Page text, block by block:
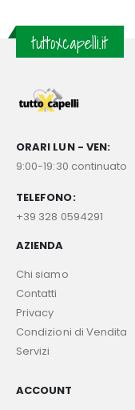
tuttoxcapelli.it
ORARI LUN - VEN:
9:00-19:30 continuato
TELEFONO:
+39 328 0594291
AZIENDA
Chi siamo
Contatti
Privacy
Condizioni di Vendita
Servizi
ACCOUNT